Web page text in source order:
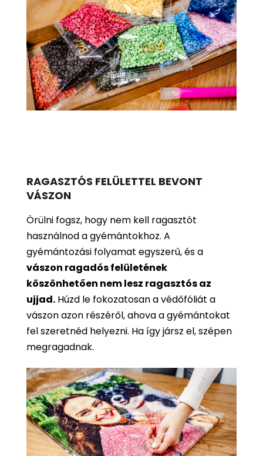
RAGASZTÓS FELÜLETTEL BEVONT
VÁSZON
Örülni fogsz, hogy nem kell ragasztót
használnod a gyémántokhoz. A
gyémántozási folyamat egyszerű, és a
vászon ragadós felületének
köszönhetően nem lesz ragasztós az
ujjad. Húzd le fokozatosan a védőfóliát a
vászon azon részéről, ahova a gyémántokat
fel szeretnéd helyezni. Ha így jársz el, szépen
megragadnak.